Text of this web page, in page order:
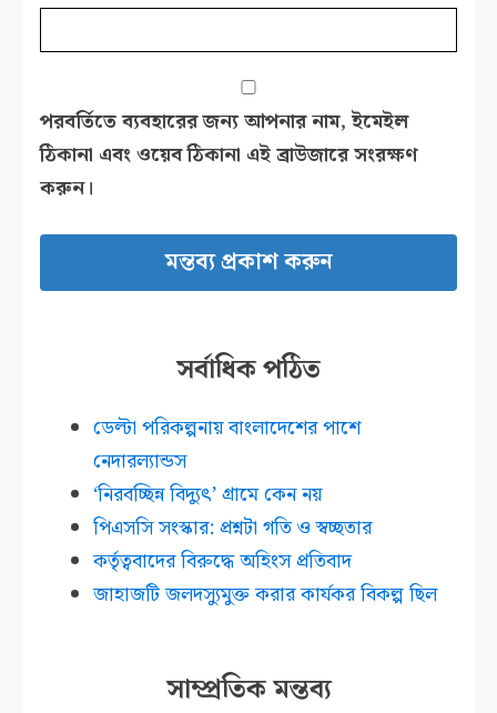
পরবর্তিতে ব্যবহারের জন্য আপনার নাম, ইমেইল
ঠিকানা এবং ওয়েব ঠিকানা এই ব্রাউজারে সংরক্ষণ
করুন।
সর্বাধিক পঠিত
ডেল্টা পরিকল্পনায় বাংলাদেশের পাশে
নেদারল্যান্ডস
‘নিরবচ্ছিন্ন বিদ্যুৎ’ গ্রামে কেন নয়
পিএসসি সংস্কার: প্রশ্নটা গতি ও স্বচ্ছতার
কর্তৃত্ববাদের বিরুদ্ধে অহিংস প্রতিবাদ
জাহাজটি জলদস্যুমুক্ত করার কার্যকর বিকল্প ছিল
সাম্প্রতিক মন্তব্য